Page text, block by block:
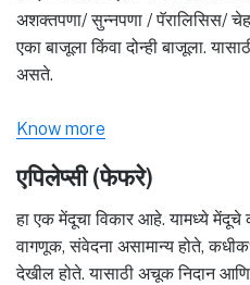
अशक्तपणा/ सुन्नपणा / पॅरालिसिस/
एका बाजूला किंवा दोन्ही बाजूला.
असते.
Know more
एपिलेप्सी (फेफरे)
हा एक मेंदूचा विकार आहे. यामध्ये मेंदूचे
वागणूक, संवेदना असामान्य होते,
देखील होते. यासाठी अचूक निदान